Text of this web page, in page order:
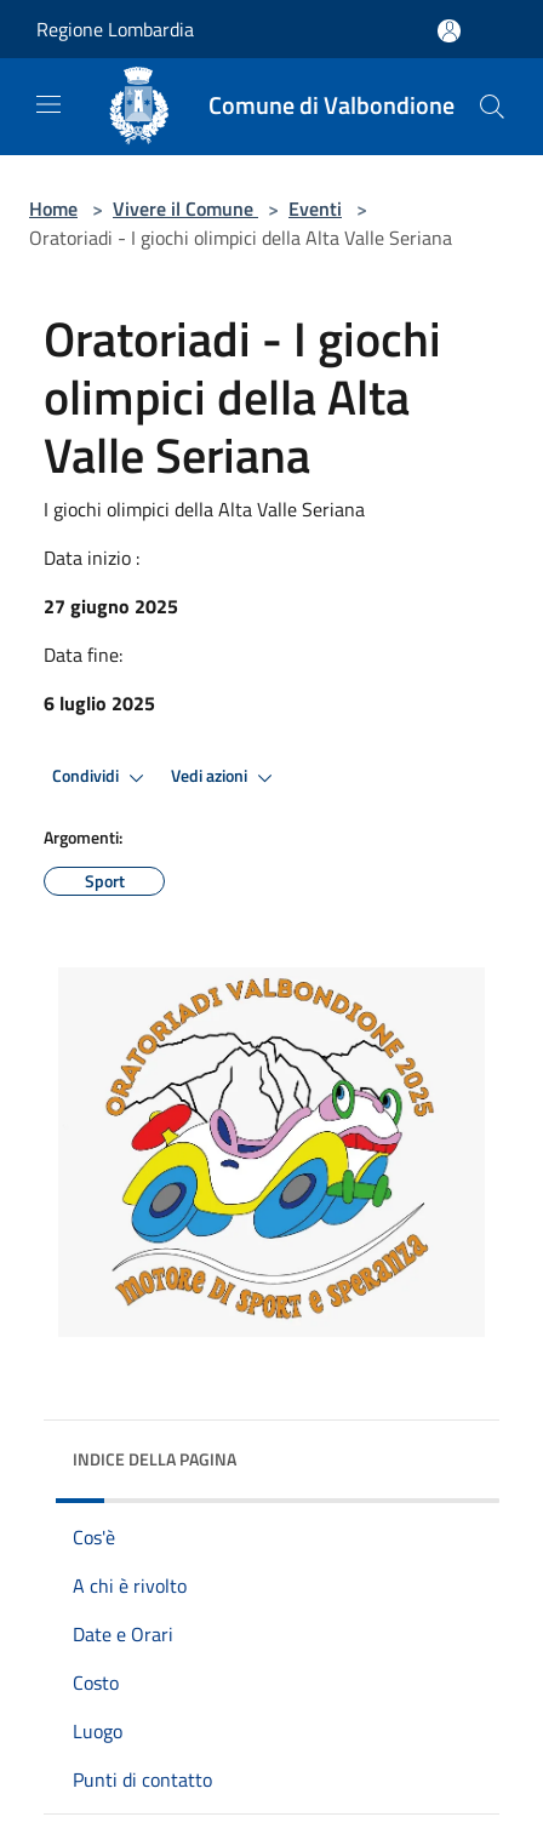
Regione Lombardia
Comune di Valbondione
Home > Vivere il Comune > Eventi >
Oratoriadi - I giochi olimpici della Alta Valle Seriana
Oratoriadi - I giochi
olimpici della Alta
Valle Seriana
I giochi olimpici della Alta Valle Seriana
Data inizio :
27 giugno 2025
Data fine:
6 luglio 2025
Condividi Vedi azioni
Argomenti:
Sport
INDICE DELLA PAGINA
Cos'è
A chi è rivolto
Date e Orari
Costo
Luogo
Punti di contatto